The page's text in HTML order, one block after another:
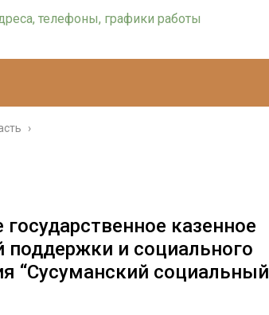
›
казенное
поддержки и социального
“Сусуманский социальный